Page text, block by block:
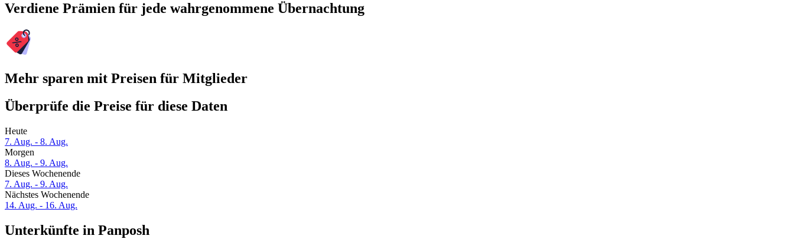
Verdiene Prämien für jede wahrgenommene Übernachtung
Mehr sparen mit Preisen für Mitglieder
Überprüfe die Preise für diese Daten
Heute
7. Aug. - 8. Aug.
Morgen
8. Aug. - 9. Aug.
Dieses Wochenende
7. Aug. - 9. Aug.
Nächstes Wochenende
14. Aug. - 16. Aug.
Unterkünfte in Panposh